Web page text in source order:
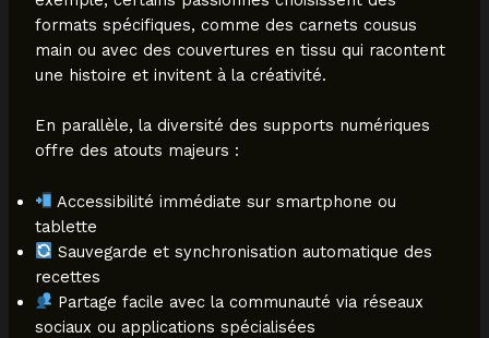
formats spécifiques, comme des carnets cousus
main ou avec des couvertures en tissu qui racontent
une histoire et invitent à la créativité.
En parallèle, la diversité des supports numériques
offre des atouts majeurs :
Accessibilité immédiate sur smartphone ou
tablette
Sauvegarde et synchronisation automatique des
recettes
Partage facile avec la communauté via réseaux
sociaux ou applications spécialisées